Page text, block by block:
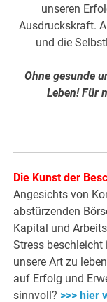
unseren
Ausdruckskraft.
und die
Ohne gesunde
Leben! Für
Die Kunst der
Angesichts von
abstürzenden
Kapital und
Stress
unsere Art zu
auf Erfolg und
sinnvoll? >>> hier